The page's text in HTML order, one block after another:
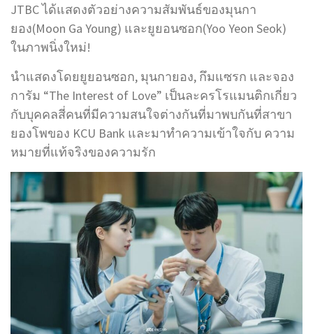
JTBC ได้แสดงตัวอย่างความสัมพันธ์ของมุนกา
ยอง(Moon Ga Young) และยูยอนซอก(Yoo Yeon Seok)
ในภาพนิ่งใหม่!
นำแสดงโดยยูยอนซอก, มุนกายอง, กึมแซรก และจอง
การัม “The Interest of Love” เป็นละครโรแมนติกเกี่ยว
กับบุคคลสี่คนที่มีความสนใจต่างกันที่มาพบกันที่สาขา
ยองโพของ KCU Bank และมาทำความเข้าใจกับ ความ
หมายที่แท้จริงของความรัก